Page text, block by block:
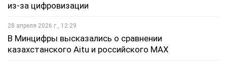
из-за цифровизации
28 апреля 2026 г., 12:29
В Минцифры высказались о сравнении
казахстанского Aitu и российского MAX